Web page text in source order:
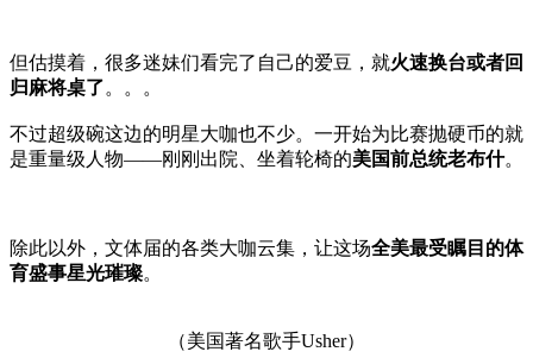
但估摸着，很多迷妹们看完了自己的爱豆，就火速换台或者回
归麻将桌了。。。
不过超级碗这边的明星大咖也不少。一开始为比赛抛硬币的就
是重量级人物——刚刚出院、坐着轮椅的美国前总统老布什。
除此以外，文体届的各类大咖云集，让这场全美最受瞩目的体
育盛事星光璀璨。
（美国著名歌手Usher）